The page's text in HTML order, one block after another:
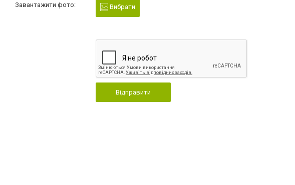
Завантажити фото: Вибрати
Відправити